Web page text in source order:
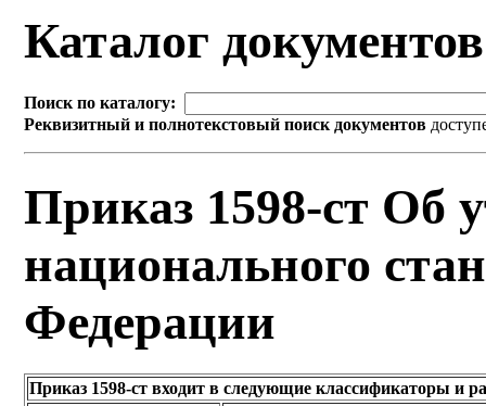
Каталог
Поиск по каталогу:
Реквизитный и полнотекстовый поиск документов
Приказ 1598-ст Об
национального
Федерации
Приказ 1598-ст входит в следующие классификаторы и